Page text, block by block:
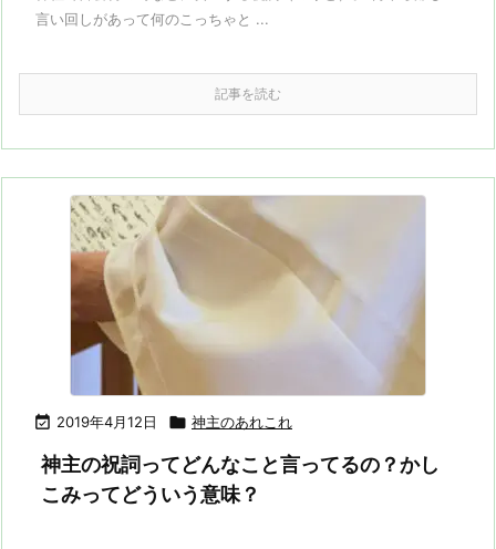
言い回しがあって何のこっちゃと ...
記事を読む
 2019年4月12日  神主のあれこれ
神主の祝詞ってどんなこと言ってるの？かし
こみってどういう意味？